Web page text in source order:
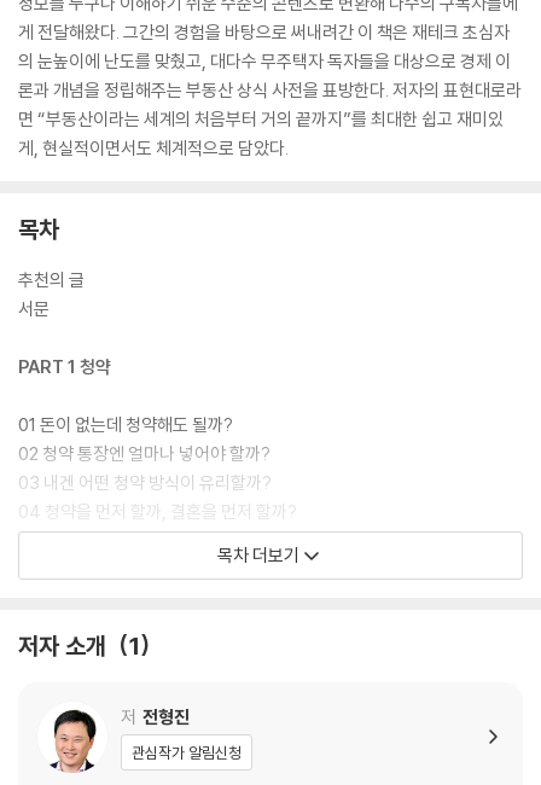
게 전달해왔다. 그간의 경험을 바탕으로 써내려간 이 책은 재테크 초심자
의 눈높이에 난도를 맞췄고, 대다수 무주택자 독자들을 대상으로 경제 이
론과 개념을 정립해주는 부동산 상식 사전을 표방한다. 저자의 표현대로라
면 “부동산이라는 세계의 처음부터 거의 끝까지”를 최대한 쉽고 재미있
게, 현실적이면서도 체계적으로 담았다.
목차
추천의 글
서문
PART 1 청약
01 돈이 없는데 청약해도 될까?
02 청약 통장엔 얼마나 넣어야 할까?
03 내겐 어떤 청약 방식이 유리할까?
04 청약을 먼저 할까, 결혼을 먼저 할까?
05 당첨 확률을 1%라도 높이려면?
06 당첨됐는데 집이 날아간다고?
09 사전 청약을 말리는 이유는?
11 분양권을 되팔 수 있다고?
12 입주자 모집 공고문에 투자 포인트가 숨어 있다고?
13 분양받으면 안 되는 아파트는?
목차 더보기
저자 소개 1
저 전형진
관심작가 알림신청